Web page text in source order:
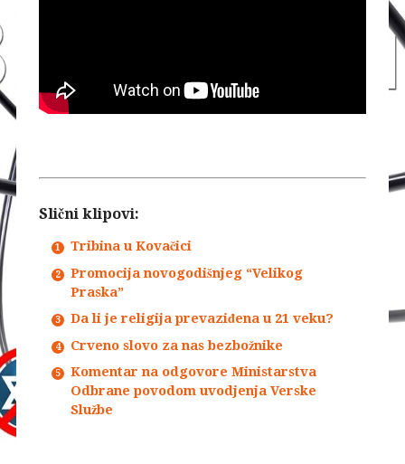
Slični klipovi:
Tribina u Kovačici
Promocija novogodišnjeg “Velikog
Praska”
Da li je religija prevaziđena u 21 veku?
Crveno slovo za nas bezbožnike
Komentar na odgovore Ministarstva
Odbrane povodom uvodjenja Verske
Službe